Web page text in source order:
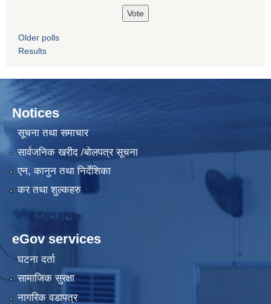
Older polls
Results
Notices
सूचना तथा समाचार
सार्वजनिक खरीद /बोलपत्र सूचना
एन, कानुन तथा निर्देशिका
कर तथा शुल्कहरु
eGov services
घटना दर्ता
सामाजिक सुरक्षा
नागरिक वडापत्र